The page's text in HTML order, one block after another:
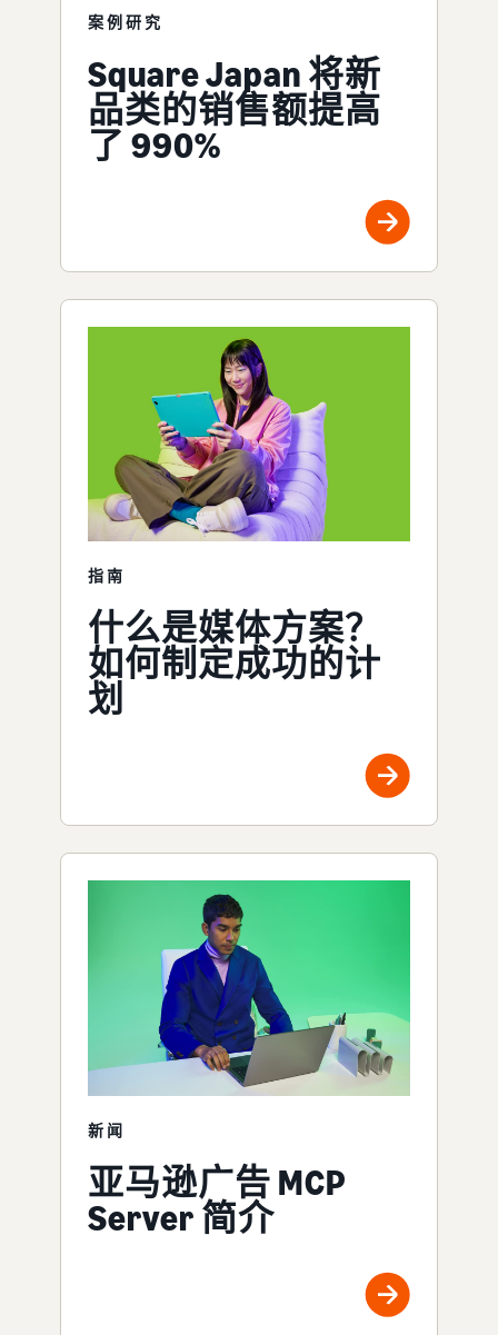
案例研究
Square Japan 将新
品类的销售额提高
了 990%
指南
什么是媒体方案？
如何制定成功的计
划
新闻
亚马逊广告 MCP
Server 简介